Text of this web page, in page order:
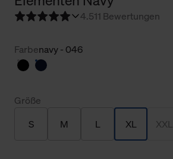
4.511 Bewertungen
Farbenavy - 046
Größe
S M L XL XXL